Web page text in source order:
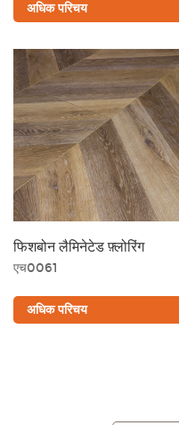
अधिक परिचय
फिशबोन लैमिनेटेड फ़्लोरिंग
एच0061
अधिक परिचय
काला
सुनहरा